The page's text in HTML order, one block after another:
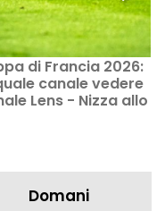
di Francia 2026:
canale vedere
Lens - Nizza allo
Domani